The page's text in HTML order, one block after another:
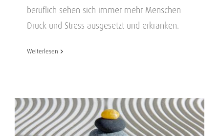
beruflich sehen sich immer mehr Menschen
Druck und Stress ausgesetzt und erkranken.
Weiterlesen